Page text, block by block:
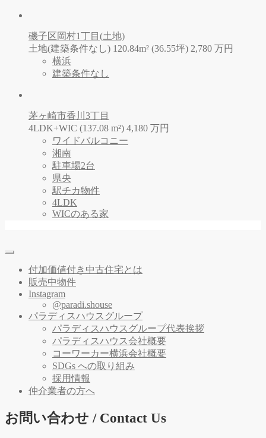
磯子区岡村1丁目(土地)
土地(建築条件なし) 120.84m² (36.55坪) 2,780 万円
横浜
建築条件なし
茅ヶ崎市香川3丁目
4LDK+WIC (137.08 m²) 4,180 万円
ワイドバルコニー
湘南
駐車場2台
県央
駅チカ物件
4LDK
WICのある家
付加価値付き中古住宅とは
販売中物件
Instagram
@paradi.shouse
パラディスハウスグループ
パラディスハウスグループ代表挨拶
パラディスハウス会社概要
コーワーカー横浜会社概要
SDGs への取り組み
採用情報
仲介業者の方へ
お問い合わせ / Contact Us